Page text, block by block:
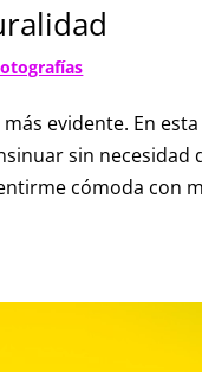
evidente. En
sin
cómoda con